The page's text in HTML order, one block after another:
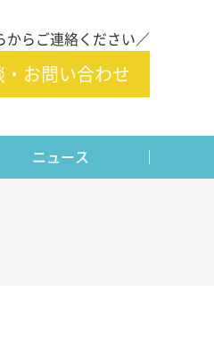
ニュース
からご連絡ください／
・お問い合わせ